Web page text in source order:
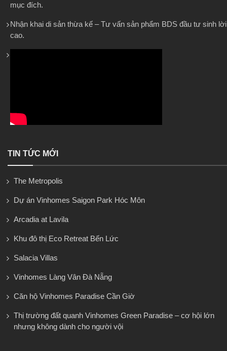
mục đích.
Nhận khai di sản thừa kế – Tư vấn sản phẩm BDS đầu tư sinh lời
cao.
TIN TỨC MỚI
The Metropolis
Dự án Vinhomes Saigon Park Hóc Môn
Arcadia at Lavila
Khu đô thị Eco Retreat Bến Lức
Salacia Villas
Vinhomes Làng Vân Đà Nẵng
Căn hộ Vinhomes Paradise Cần Giờ
Thị trường đất quanh Vinhomes Green Paradise – cơ hội lớn
nhưng không dành cho người vội